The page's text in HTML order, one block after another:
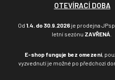
OTEVÍRACÍ DOBA
Od 1.4. do 30.9.2026je prodejna
letní sezónu ZAVŘENÁ
E-shop funguje bez omezení ,
vyzvednutí je možné po